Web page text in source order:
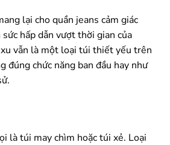
lại cho quần jeans cảm giác
hấp dẫn vượt thời gian của
vẫn là một loại túi thiết yếu trên
đúng chức năng ban đầu hay như
là túi may chìm hoặc túi xẻ. Loại